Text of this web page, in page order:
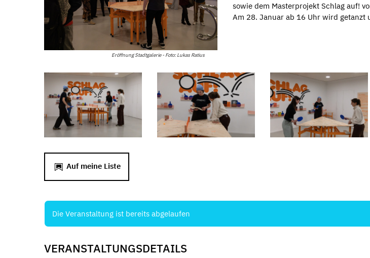
Eröffnung Stadtgalerie - Foto: Lukas Ratius
sowie dem Masterprojekt Schlag auf!
Am 28. Januar ab 16 Uhr wird getanzt
Auf meine Liste
Die Veranstaltung ist bereits abgelaufen
VERANSTALTUNGSDETAILS